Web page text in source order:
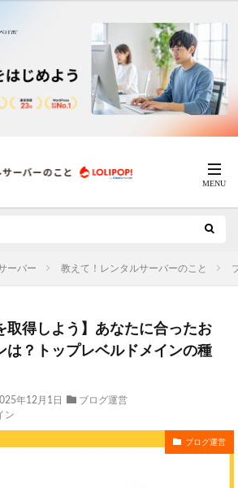
ーバー 教えて！レンタルサーバーのこと
取得しよう】あなたに合ったお
は？トップレベルドメインの種
年12月1日
ブログ運営
ン
ブログ運営